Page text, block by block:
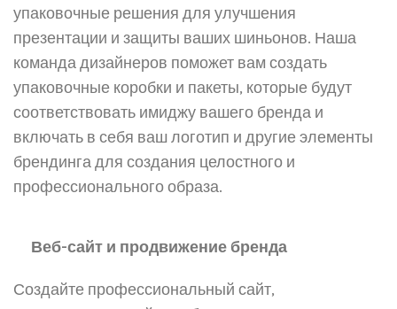
упаковочные решения для улучшения
презентации и защиты ваших шиньонов. Наша
команда дизайнеров поможет вам создать
упаковочные коробки и пакеты, которые будут
соответствовать имиджу вашего бренда и
включать в себя ваш логотип и другие элементы
брендинга для создания целостного и
профессионального образа.
Веб-сайт и продвижение бренда
Создайте профессиональный сайт,